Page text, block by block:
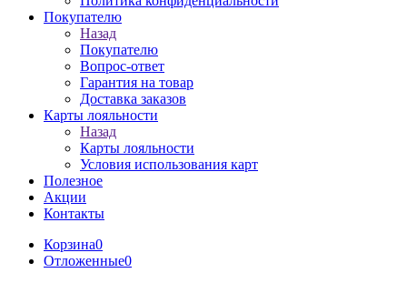
Покупателю
Назад
Покупателю
Вопрос-ответ
Гарантия на товар
Доставка заказов
Карты лояльности
Назад
Карты лояльности
Условия использования карт
Полезное
Акции
Контакты
Корзина0
Отложенные0